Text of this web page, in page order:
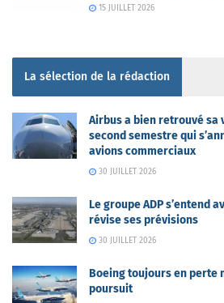
15 JUILLET 2026
La sélection de la rédaction
Airbus a bien retrouvé sa
second semestre qui
avions commerciaux
30 JUILLET 2026
Le groupe ADP s’entend
révise ses prévisions
30 JUILLET 2026
Boeing toujours en perte
poursuit